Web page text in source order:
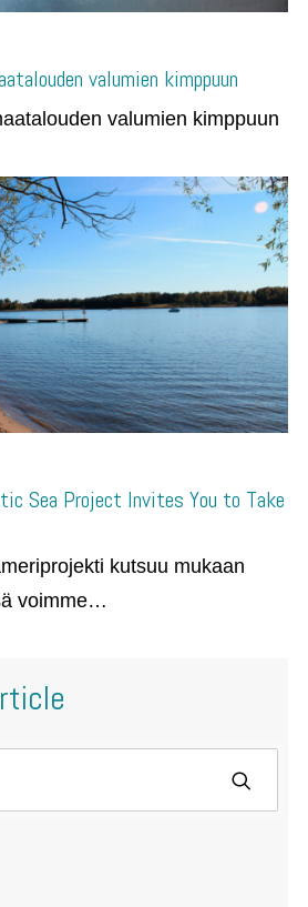
valumien kimppuun
valumien kimppuun
Sea Project Invites You to Take
kutsuu mukaan
voimme…